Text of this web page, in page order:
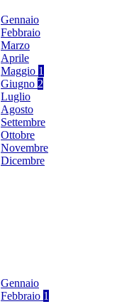
Gennaio
Febbraio
Marzo
Aprile
Maggio 1
Giugno 2
Luglio
Agosto
Settembre
Ottobre
Novembre
Dicembre
Gennaio
Febbraio 1